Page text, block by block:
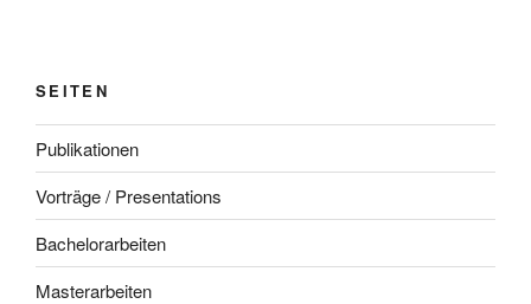
SEITEN
Publikationen
Vorträge / Presentations
Bachelorarbeiten
Masterarbeiten